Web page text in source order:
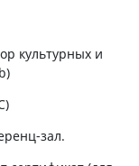
культурных и
зал.